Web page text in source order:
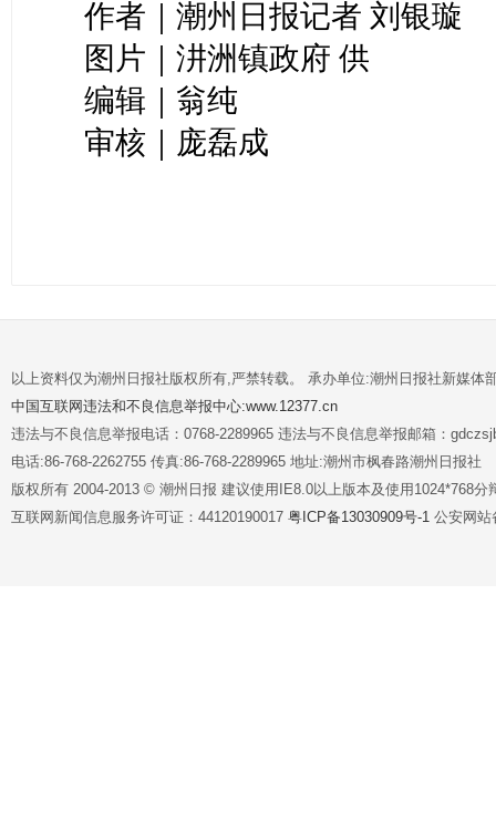
作者｜潮州日报记者 刘银璇
图片｜汫洲镇政府 供
编辑｜翁纯
审核｜庞磊成
以上资料仅为潮州日报社版权所有,严禁转载。 承办单位:潮州日报社新媒体
中国互联网违法和不良信息举报中心:www.12377.cn
违法与不良信息举报电话：0768-2289965 违法与不良信息举报邮箱：
电话:86-768-2262755 传真:86-768-2289965 地址:潮州市枫春路潮州日报社
版权所有 2004-2013 © 潮州日报 建议使用IE8.0以上版本及使用1024*768分
互联网新闻信息服务许可证：44120190017 粤ICP备13030909号-1 公安网站